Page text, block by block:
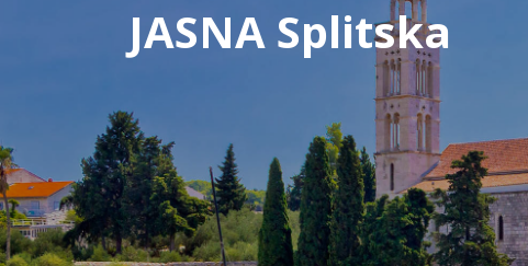
JASNA Splitska